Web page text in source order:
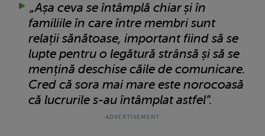
„Așa ceva se întâmplă chiar și în
familiile în care între membri sunt
relații sănătoase, important fiind să se
lupte pentru o legătură strânsă și să se
mențină deschise căile de comunicare.
Cred că sora mai mare este norocoasă
că lucrurile s-au întâmplat astfel”.